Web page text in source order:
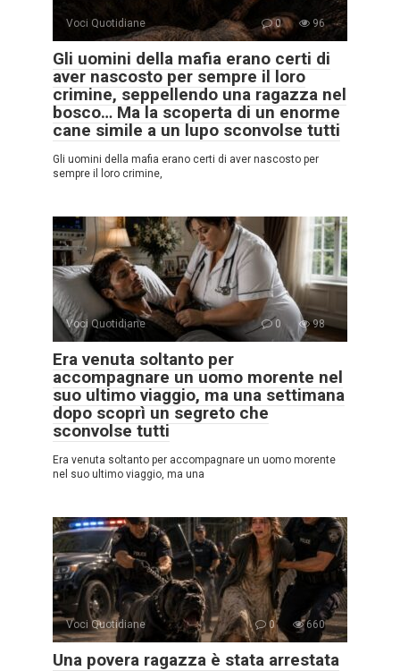
Voci Quotidiane 0 96
Gli uomini della mafia erano certi di
aver nascosto per sempre il loro
crimine, seppellendo una ragazza nel
bosco… Ma la scoperta di un enorme
cane simile a un lupo sconvolse tutti
Gli uomini della mafia erano certi di aver nascosto per
sempre il loro crimine,
Voci Quotidiane 0 98
Era venuta soltanto per
accompagnare un uomo morente nel
suo ultimo viaggio, ma una settimana
dopo scoprì un segreto che
sconvolse tutti
Era venuta soltanto per accompagnare un uomo morente
nel suo ultimo viaggio, ma una
Voci Quotidiane 0 660
Una povera ragazza è stata arrestata